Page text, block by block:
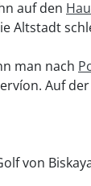
auf den
Altstadt
man nach
Auf
von